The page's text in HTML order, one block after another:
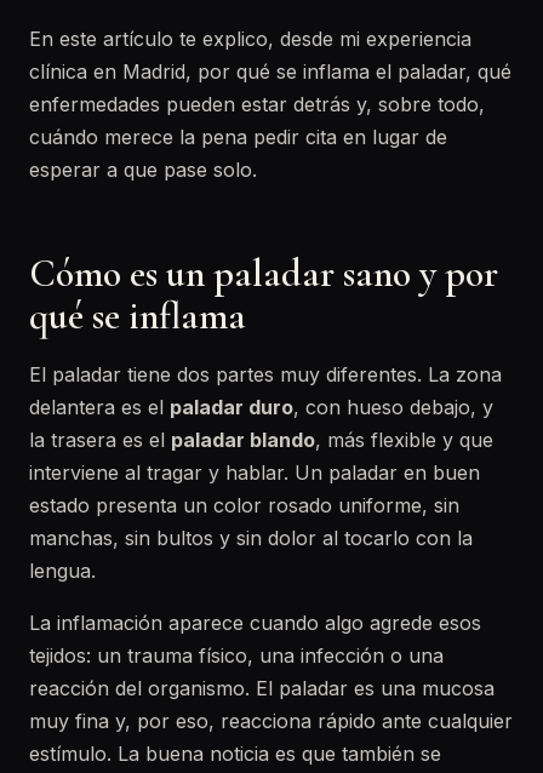
En este artículo te explico, desde mi experiencia
clínica en Madrid, por qué se inflama el paladar, qué
enfermedades pueden estar detrás y, sobre todo,
cuándo merece la pena pedir cita en lugar de
esperar a que pase solo.
Cómo es un paladar sano y por
qué se inflama
El paladar tiene dos partes muy diferentes. La zona
delantera es el paladar duro, con hueso debajo, y
la trasera es el paladar blando, más flexible y que
interviene al tragar y hablar. Un paladar en buen
estado presenta un color rosado uniforme, sin
manchas, sin bultos y sin dolor al tocarlo con la
lengua.
La inflamación aparece cuando algo agrede esos
tejidos: un trauma físico, una infección o una
reacción del organismo. El paladar es una mucosa
muy fina y, por eso, reacciona rápido ante cualquier
estímulo. La buena noticia es que también se